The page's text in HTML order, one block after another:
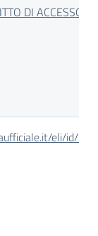
DI ACCESSO
eli/id/